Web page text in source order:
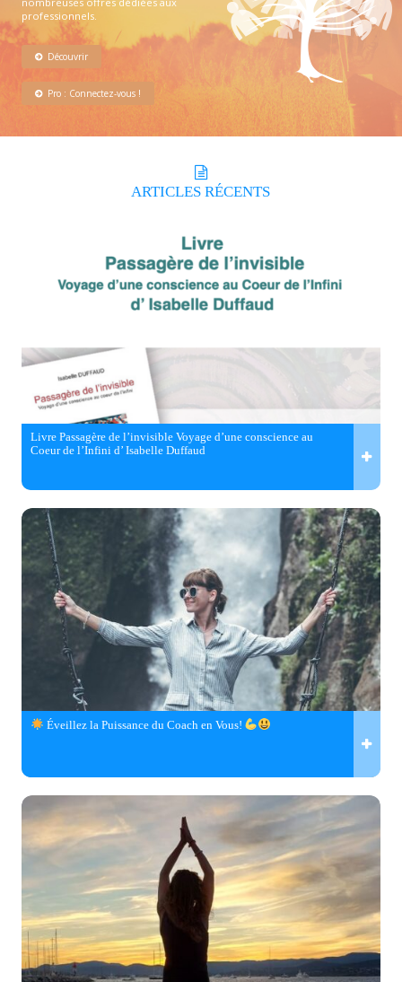
professionnels.
Découvrir
Pro : Connectez-vous !
ARTICLES RÉCENTS
Livre Passagère de l’invisible Voyage d’une conscience au
Coeur de l’Infini d’ Isabelle Duffaud
Éveillez la Puissance du Coach en Vous!